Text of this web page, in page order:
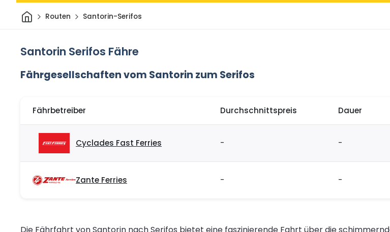
HeimRouten Santorin-Serifos
Santorin Serifos Fähre
Fährgesellschaften vom Santorin zum Serifos
Fährbetreiber Durchschnittspreis Dauer
Cyclades Fast Ferries - -
Zante Ferries - -